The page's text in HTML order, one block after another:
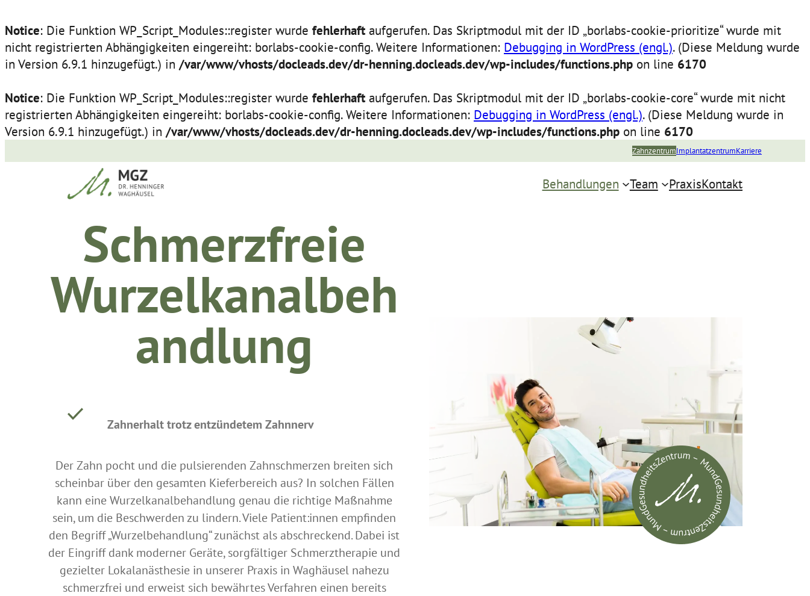
Notice: Die Funktion WP_Script_Modules::register wurde fehlerhaft aufgerufen. Das Skriptmodul mit der ID „borlabs-cookie-prioritize“ wurde mit
nicht registrierten Abhängigkeiten eingereiht: borlabs-cookie-config. Weitere Informationen: Debugging in WordPress (engl.). (Diese Meldung wurde
in Version 6.9.1 hinzugefügt.) in /var/www/vhosts/docleads.dev/dr-henning.docleads.dev/wp-includes/functions.php on line 6170
Notice: Die Funktion WP_Script_Modules::register wurde fehlerhaft aufgerufen. Das Skriptmodul mit der ID „borlabs-cookie-core“ wurde mit nicht
registrierten Abhängigkeiten eingereiht: borlabs-cookie-config. Weitere Informationen: Debugging in WordPress (engl.). (Diese Meldung wurde in
Version 6.9.1 hinzugefügt.) in /var/www/vhosts/docleads.dev/dr-henning.docleads.dev/wp-includes/functions.php on line 6170
Inhalt
ZahnzentrumImplantatzentrumKarriere
Behandlungen Team PraxisKontakt
Schmerzfreie
Wurzelkanalbeh
andlung
Zahnerhalt trotz entzündetem Zahnnerv
Der Zahn pocht und die pulsierenden Zahnschmerzen breiten sich
scheinbar über den gesamten Kieferbereich aus? In solchen Fällen
kann eine Wurzelkanalbehandlung genau die richtige Maßnahme
sein, um die Beschwerden zu lindern. Viele Patient:innen empfinden
den Begriff „Wurzelbehandlung“ zunächst als abschreckend. Dabei ist
der Eingriff dank moderner Geräte, sorgfältiger Schmerztherapie und
gezielter Lokalanästhesie in unserer Praxis in Waghäusel nahezu
schmerzfrei und erweist sich bewährtes Verfahren einen bereits